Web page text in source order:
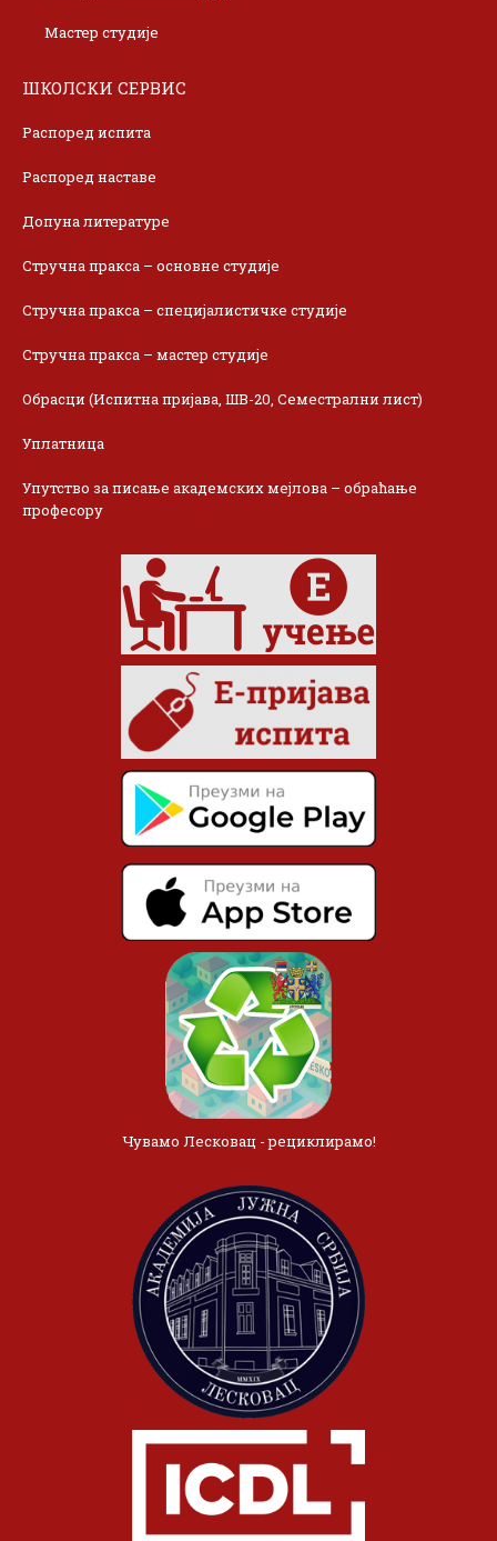
Мастер студије
ШКОЛСКИ СЕРВИС
Распоред испита
Распоред наставе
Допуна литературе
Стручна пракса – основне студије
Стручна пракса – специјалистичке студије
Стручна пракса – мастер студије
Обрасци (Испитна пријава, ШВ-20, Семестрални лист)
Уплатница
Упутство за писање академских мејлова – обраћање
професору
Чувамо Лесковац - рециклирамо!